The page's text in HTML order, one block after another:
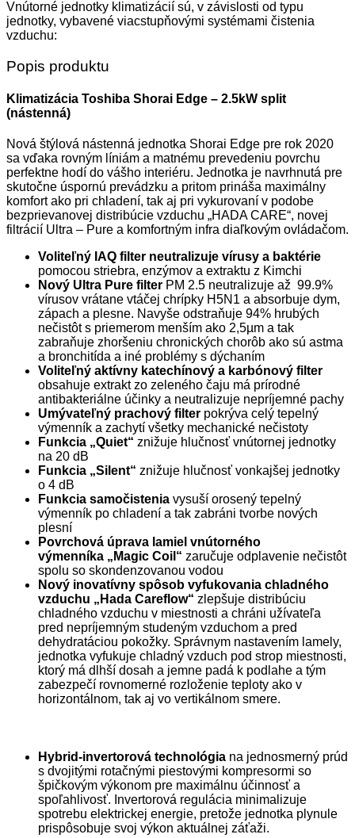
Vnútorné jednotky klimatizácií sú, v závislosti od typu
jednotky, vybavené viacstupňovými systémami čistenia
vzduchu:
Popis produktu
Klimatizácia Toshiba Shorai Edge – 2.5kW split
(nástenná)
Nová štýlová nástenná jednotka Shorai Edge pre rok 2020
sa vďaka rovným líniám a matnému prevedeniu povrchu
perfektne hodí do vášho interiéru. Jednotka je navrhnutá pre
skutočne úspornú prevádzku a pritom prináša maximálny
komfort ako pri chladení, tak aj pri vykurovaní v podobe
bezprievanovej distribúcie vzduchu „HADA CARE“, novej
filtrácií Ultra – Pure a komfortným infra diaľkovým ovládačom.
Voliteľný IAQ filter neutralizuje vírusy a baktérie
pomocou striebra, enzýmov a extraktu z Kimchi
Nový Ultra Pure filter PM 2.5 neutralizuje až 99.9%
vírusov vrátane vtáčej chrípky H5N1 a absorbuje dym,
zápach a plesne. Navyše odstraňuje 94% hrubých
nečistôt s priemerom menším ako 2,5µm a tak
zabraňuje zhoršeniu chronických chorôb ako sú astma
a bronchitída a iné problémy s dýchaním
Voliteľný aktívny katechínový a karbónový filter
obsahuje extrakt zo zeleného čaju má prírodné
antibakteriálne účinky a neutralizuje nepríjemné pachy
Umývateľný prachový filter pokrýva celý tepelný
výmenník a zachytí všetky mechanické nečistoty
Funkcia „Quiet“ znižuje hlučnosť vnútornej jednotky
na 20 dB
Funkcia „Silent“ znižuje hlučnosť vonkajšej jednotky
o 4 dB
Funkcia samočistenia vysuší orosený tepelný
výmenník po chladení a tak zabráni tvorbe nových
plesní
Povrchová úprava lamiel vnútorného
výmenníka „Magic Coil“ zaručuje odplavenie nečistôt
spolu so skondenzovanou vodou
Nový inovatívny spôsob vyfukovania chladného
vzduchu „Hada Careflow“ zlepšuje distribúciu
chladného vzduchu v miestnosti a chráni užívateľa
pred nepríjemným studeným vzduchom a pred
dehydratáciou pokožky. Správnym nastavením lamely,
jednotka vyfukuje chladný vzduch pod strop miestnosti,
ktorý má dlhší dosah a jemne padá k podlahe a tým
zabezpečí rovnomerné rozloženie teploty ako v
horizontálnom, tak aj vo vertikálnom smere.
Hybrid-invertorová technológia na jednosmerný prúd
s dvojitými rotačnými piestovými kompresormi so
špičkovým výkonom pre maximálnu účinnosť a
spoľahlivosť. Invertorová regulácia minimalizuje
spotrebu elektrickej energie, pretože jednotka plynule
prispôsobuje svoj výkon aktuálnej záťaži.